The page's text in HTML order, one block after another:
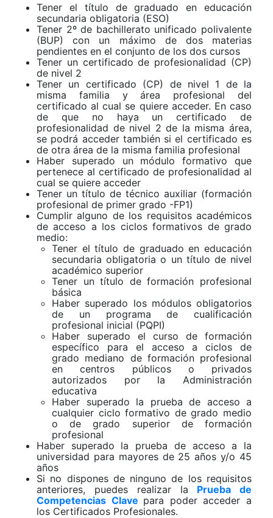
Tener el título de graduado en educación
secundaria obligatoria (ESO)
Tener 2º de bachillerato unificado polivalente
(BUP) con un máximo de dos materias
pendientes en el conjunto de los dos cursos
Tener un certificado de profesionalidad (CP)
de nivel 2
Tener un certificado (CP) de nivel 1 de la
misma familia y área profesional del
certificado al cual se quiere acceder. En caso
de que no haya un certificado de
profesionalidad de nivel 2 de la misma área,
se podrá acceder también si el certificado es
de otra área de la misma familia profesional
Haber superado un módulo formativo que
pertenece al certificado de profesionalidad al
cual se quiere acceder
Tener un título de técnico auxiliar (formación
profesional de primer grado -FP1)
Cumplir alguno de los requisitos académicos
de acceso a los ciclos formativos de grado
medio:
Tener el título de graduado en educación
secundaria obligatoria o un título de nivel
académico superior
Tener un título de formación profesional
básica
Haber superado los módulos obligatorios
de un programa de cualificación
profesional inicial (PQPI)
Haber superado el curso de formación
específico para el acceso a ciclos de
grado mediano de formación profesional
en centros públicos o privados
autorizados por la Administración
educativa
Haber superado la prueba de acceso a
cualquier ciclo formativo de grado medio
o de grado superior de formación
profesional
Haber superado la prueba de acceso a la
universidad para mayores de 25 años y/o 45
años
Si no dispones de ninguno de los requisitos
anteriores, puedes realizar la Prueba de
Competencias Clave para poder acceder a
los Certificados Profesionales.